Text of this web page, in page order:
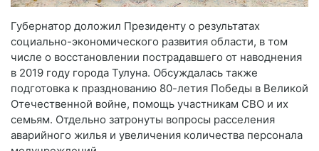
Губернатор доложил Президенту о результатах
социально-экономического развития области, в том
числе о восстановлении пострадавшего от наводнения
в 2019 году города Тулуна. Обсуждалась также
подготовка к празднованию 80-летия Победы в Великой
Отечественной войне, помощь участникам СВО и их
семьям. Отдельно затронуты вопросы расселения
аварийного жилья и увеличения количества персонала